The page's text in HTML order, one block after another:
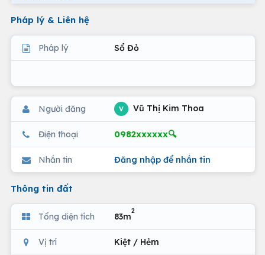
Pháp lý & Liên hệ
Pháp lý Sổ Đỏ
Người đăng V Vũ Thị Kim Thoa
Điện thoại 0982xxxxxx🔍
Nhắn tin Đăng nhập để nhắn tin
Thông tin đất
Tổng diện tích 83m
2
Vị trí Kiệt / Hẻm